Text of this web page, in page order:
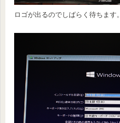
ロゴが出るのでしばらく待ちます。